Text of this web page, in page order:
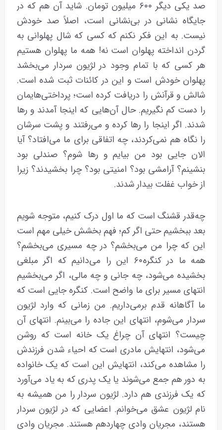
صد یکی دیگر ۶۰۰ میلیون تومان. شاید آن هم که در
جایگاه نشانی در بی‌نشانی است، اصلاً صد خودش
نیست. به این فکر نکنم که کسی که شال پهلوانی به
گردن انداخته پهلوان است نه! همه‌ ما پهلوان هستیم
هر کسی که با تمام وجود در لژیون سردار می‌بخشد
پهلوان خودش است و این در کائنات ثبت شده است.
شالش و قرآنش را دریافت کرده است؛ پرداختی‌هایمان
را دست کم نگیریم. حال آن‌هایی که اینجا آمدند و رها
شدند. اگر اینجا را رها کرده و می‌رفتند و پشت سرشان
را نگاه هم نمی‌کردند، چه اتفاقی برای ما می‌افتاد؟ آیا
الان جایی بود من بیایم و رها شوم؟ صندلی بود
بنشینم؟ آرامشی بود؟ امنیتی بود؟ چرا بخشیدند؟ زیرا
از خواب غفلت بیدار شدند.
چه‌قدر قشنگ است که ما اول درک کنیم، متوجه شویم
بعد ببخشیم حتی اگر کم؛ فهم بخشش خیلی مهم است
این که چرا من می‌بخشم؟ در چه مسیری می‌بخشم؟
همه‌ ما در کنگره۶۰ این را می‌دانیم که اگر مبلغی
بخشیده می‌شود، چه جانی و چه مالی، اگر می‌بخشیم
انتهای مسیر برای ما واضح است. کنگره جایی است که
ما آگاهانه قدم برمی‌داریم. من زمانی که وارد لژیون
سردار می‌شوم، انتهای این جاده را می‌بینم. انتهای آن
چیست؟ انتهای آن چراغ یک خانه است که روشن
می‌شود، انتهایش مادری است که احیاء شدن فرزندش
را مشاهده می‌کند، انتهایش این است که یک خانواده
به دور هم جمع می‌شوند یا یک پدری که به یاد می‌آورد
که یک فرزندی هم دارد. لژیون سردار را من همیشه به
نام لژیون عشق می‌خوانم. اعضایی که در لژیون سردار
هستند، مجریان وادی چهاردهم هستند. مجریان وادی